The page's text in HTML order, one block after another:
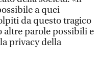
a quei
da questo tragico
altre parole possibili e
privacy della